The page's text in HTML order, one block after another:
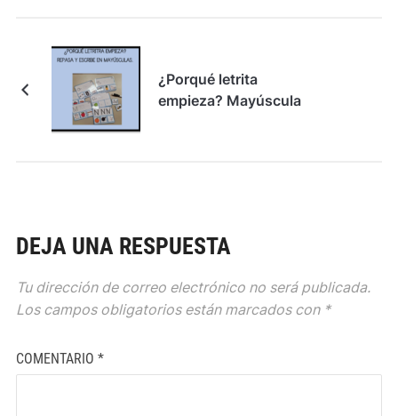
¿Porqué letrita
empieza? Mayúscula
DEJA UNA RESPUESTA
Tu dirección de correo electrónico no será publicada.
Los campos obligatorios están marcados con *
COMENTARIO *